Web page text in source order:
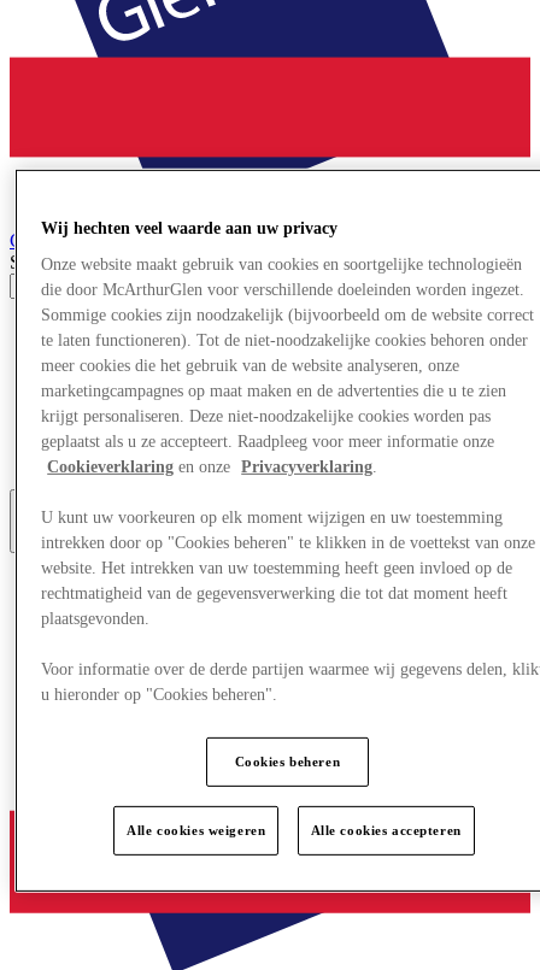
Cheshire OaksDesigner Outlet
Search input
Winkels
Aanbiedingen
Plan je bezoek
Wat is er aan
Eet & Drink
Cadeaubonnen
Diensten
Meer
Wij hechten veel waarde aan uw privacy
Onze website maakt gebruik van cookies en soortgelijke technologieën
die door McArthurGlen voor verschillende doeleinden worden ingezet.
Sommige cookies zijn noodzakelijk (bijvoorbeeld om de website correct
te laten functioneren). Tot de niet-noodzakelijke cookies behoren onder
meer cookies die het gebruik van de website analyseren, onze
marketingcampagnes op maat maken en de advertenties die u te zien
krijgt personaliseren. Deze niet-noodzakelijke cookies worden pas
geplaatst als u ze accepteert. Raadpleeg voor meer informatie onze
Cookieverklaring en onze Privacyverklaring.
U kunt uw voorkeuren op elk moment wijzigen en uw toestemming
intrekken door op "Cookies beheren" te klikken in de voettekst van onze
website. Het intrekken van uw toestemming heeft geen invloed op de
rechtmatigheid van de gegevensverwerking die tot dat moment heeft
plaatsgevonden.
Voor informatie over de derde partijen waarmee wij gegevens delen,
u hieronder op "Cookies beheren".
Cookies beheren
Alle cookies weigeren Alle cookies accepteren